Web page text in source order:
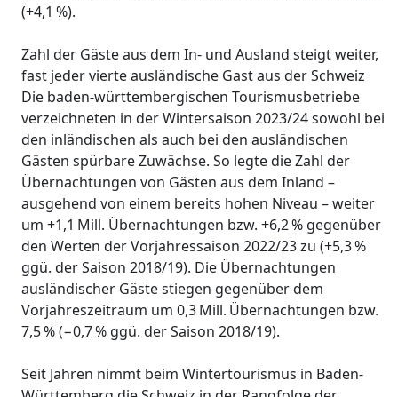
(+4,1 %).
Zahl der Gäste aus dem In- und Ausland steigt weiter,
fast jeder vierte ausländische Gast aus der Schweiz
Die baden-württembergischen Tourismusbetriebe
verzeichneten in der Wintersaison 2023/24 sowohl bei
den inländischen als auch bei den ausländischen
Gästen spürbare Zuwächse. So legte die Zahl der
Übernachtungen von Gästen aus dem Inland –
ausgehend von einem bereits hohen Niveau – weiter
um +1,1 Mill. Übernachtungen bzw. +6,2 % gegenüber
den Werten der Vorjahressaison 2022/23 zu (+5,3 %
ggü. der Saison 2018/19). Die Übernachtungen
ausländischer Gäste stiegen gegenüber dem
Vorjahreszeitraum um 0,3 Mill. Übernachtungen bzw.
7,5 % (−0,7 % ggü. der Saison 2018/19).
Seit Jahren nimmt beim Wintertourismus in Baden-